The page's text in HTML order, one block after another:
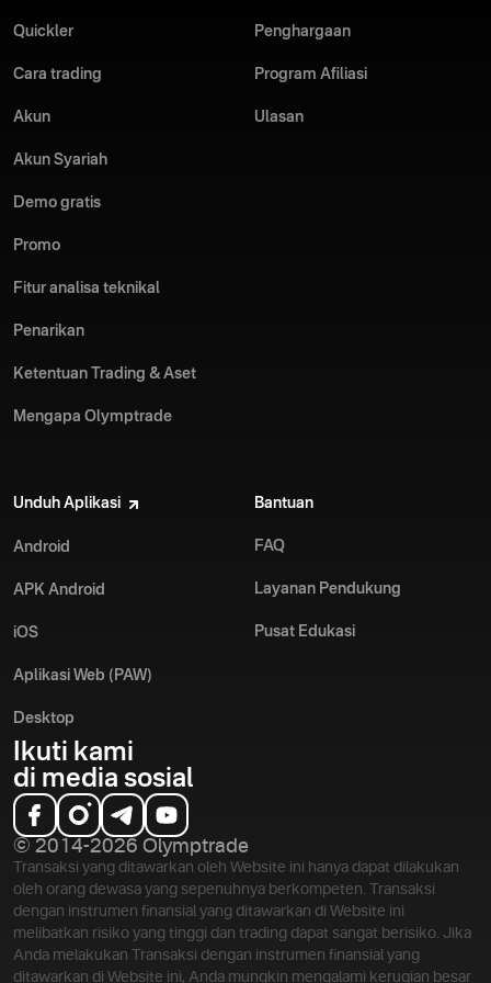
Quickler
Cara trading
Akun
Akun Syariah
Demo gratis
Promo
Fitur analisa teknikal
Penarikan
Ketentuan Trading & Aset
Mengapa Olymptrade
Penghargaan
Program Afiliasi
Ulasan
Unduh Aplikasi
Android
APK Android
iOS
Aplikasi Web (PAW)
Desktop
Bantuan
FAQ
Layanan Pendukung
Pusat Edukasi
Ikuti kami
di media sosial
© 2014-2026 Olymptrade
Transaksi yang ditawarkan oleh Website ini hanya dapat dilakukan
oleh orang dewasa yang sepenuhnya berkompeten. Transaksi
dengan instrumen finansial yang ditawarkan di Website ini
melibatkan risiko yang tinggi dan trading dapat sangat berisiko. Jika
Anda melakukan Transaksi dengan instrumen finansial yang
ditawarkan di Website ini, Anda mungkin mengalami kerugian besar